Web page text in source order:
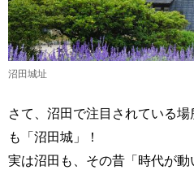
沼田城址
さて、沼田で注目されている
も「沼田城」！
実は沼田も、その昔「時代が動